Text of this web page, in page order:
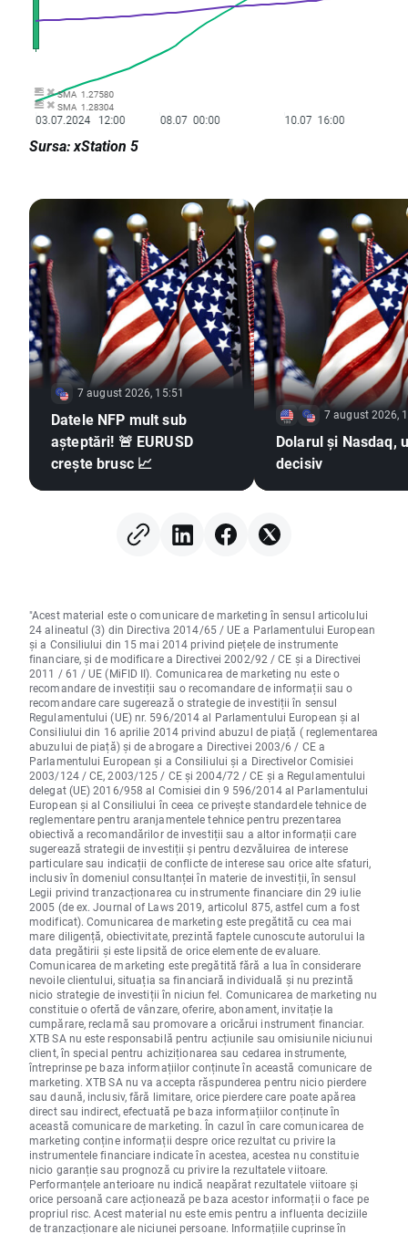
Sursa: xStation 5
7 august 2026, 15:51
Datele NFP mult sub
așteptări! 🚨 EURUSD
crește brusc 📈
7 august 2026,
Dolarul și Nasdaq,
decisiv
"Acest material este o comunicare de marketing în sensul articolului
24 alineatul (3) din Directiva 2014/65 / UE a Parlamentului European
și a Consiliului din 15 mai 2014 privind piețele de instrumente
financiare, și de modificare a Directivei 2002/92 / CE și a Directivei
2011 / 61 / UE (MiFID II). Comunicarea de marketing nu este o
recomandare de investiții sau o recomandare de informații sau o
recomandare care sugerează o strategie de investiții în sensul
Regulamentului (UE) nr. 596/2014 al Parlamentului European și al
Consiliului din 16 aprilie 2014 privind abuzul de piață ( reglementarea
abuzului de piață) și de abrogare a Directivei 2003/6 / CE a
Parlamentului European și a Consiliului și a Directivelor Comisiei
2003/124 / CE, 2003/125 / CE și 2004/72 / CE și a Regulamentului
delegat (UE) 2016/958 al Comisiei din 9 596/2014 al Parlamentului
European și al Consiliului în ceea ce privește standardele tehnice de
reglementare pentru aranjamentele tehnice pentru prezentarea
obiectivă a recomandărilor de investiții sau a altor informații care
sugerează strategii de investiții și pentru dezvăluirea de interese
particulare sau indicații de conflicte de interese sau orice alte sfaturi,
inclusiv în domeniul consultanței în materie de investiții, în sensul
Legii privind tranzacționarea cu instrumente financiare din 29 iulie
2005 (de ex. Journal of Laws 2019, articolul 875, astfel cum a fost
modificat). Comunicarea de marketing este pregătită cu cea mai
mare diligență, obiectivitate, prezintă faptele cunoscute autorului la
data pregătirii și este lipsită de orice elemente de evaluare.
Comunicarea de marketing este pregătită fără a lua în considerare
nevoile clientului, situația sa financiară individuală și nu prezintă
nicio strategie de investiții în niciun fel. Comunicarea de marketing nu
constituie o ofertă de vânzare, oferire, abonament, invitație la
cumpărare, reclamă sau promovare a oricărui instrument financiar.
XTB SA nu este responsabilă pentru acțiunile sau omisiunile niciunui
client, în special pentru achiziționarea sau cedarea instrumente,
întreprinse pe baza informațiilor conținute în această comunicare de
marketing. XTB SA nu va accepta răspunderea pentru nicio pierdere
sau daună, inclusiv, fără limitare, orice pierdere care poate apărea
direct sau indirect, efectuată pe baza informațiilor conținute în
această comunicare de marketing. În cazul în care comunicarea de
marketing conține informații despre orice rezultat cu privire la
instrumentele financiare indicate în acestea, acestea nu constituie
nicio garanție sau prognoză cu privire la rezultatele viitoare.
Performanțele anterioare nu indică neapărat rezultatele viitoare și
orice persoană care acționează pe baza acestor informații o face pe
propriul risc. Acest material nu este emis pentru a influenta deciziile
de tranzacționare ale niciunei persoane. Informațiile cuprinse în